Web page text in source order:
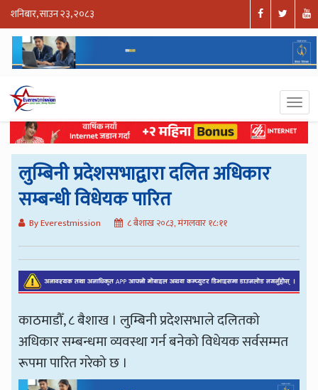
शनिबार, साउन २३, २०८३
लुम्बिनी प्रदेशसभाद्वारा दलित अधिकार
सम्बन्धी विधेयक पारित
By Everestmission ८ बैशाख २०८३, मंगलवार १८:११
काठमाडौँ, ८ बैशाख । लुम्बिनी प्रदेशसभाले दलितको
अधिकार सम्बन्धमा व्यवस्था गर्न बनेको विधेयक सर्वसम्मत
रूपमा पारित गरेको छ ।